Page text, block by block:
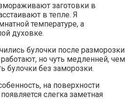
заготовки в
в тепле. Я
температуре, а
духовке.
булочки после разморозки
но чуть медленней, чем
булочки без заморозки.
на поверхности
слегка заметная